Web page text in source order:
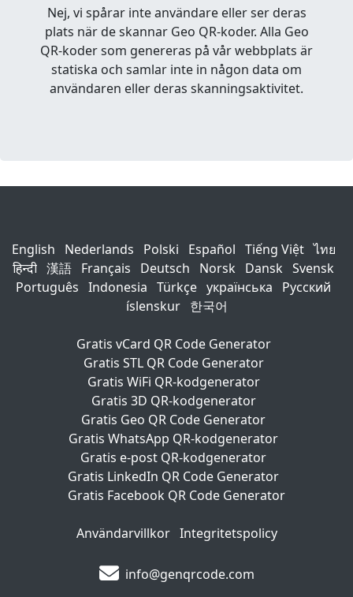
Nej, vi spårar inte användare eller ser deras
plats när de skannar Geo QR-koder. Alla Geo
QR-koder som genereras på vår webbplats är
statiska och samlar inte in någon data om
användaren eller deras skanningsaktivitet.
English Nederlands Polski Español Tiếng Việt ไทย
हिन्दी 漢語 Français Deutsch Norsk Dansk Svensk
Português Indonesia Türkçe українська
Русский
íslenskur
한국어
Gratis vCard QR Code Generator
Gratis STL QR Code Generator
Gratis WiFi QR-kodgenerator
Gratis 3D QR-kodgenerator
Gratis Geo QR Code Generator
Gratis WhatsApp QR-kodgenerator
Gratis e-post QR-kodgenerator
Gratis LinkedIn QR Code Generator
Gratis Facebook QR Code Generator
Användarvillkor Integritetspolicy
info@genqrcode.com